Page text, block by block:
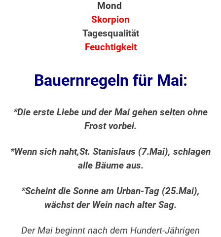
Mond
Skorpion
Tagesqualität
Feuchtigkeit
Bauernregeln für Mai:
*Die erste Liebe und der Mai gehen selten ohne
Frost vorbei.
*Wenn sich naht,St. Stanislaus (7.Mai), schlagen
alle Bäume aus.
*Scheint die Sonne am Urban-Tag (25.Mai),
wächst der Wein nach alter Sag.
Der Mai beginnt nach dem Hundert-Jährigen